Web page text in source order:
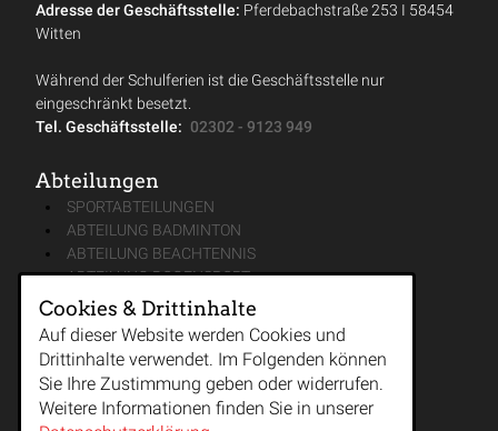
Adresse der Geschäftsstelle: Pferdebachstraße 253 I 58454
Witten
Während der Schulferien ist die Geschäftsstelle nur
eingeschränkt besetzt.
Tel. Geschäftsstelle: 02302 - 9123 949
Abteilungen
SPORTABTEILUNGEN
ABTEILUNG BADMINTON
ABTEILUNG BEACHTENNIS
ABTEILUNG BOGENSPORT
ABTEILUNG FUSSBALL JUGEND
ABTEILUNG GYMNASTIK & TANZ
ABTEILUNG KAMPFSPORT & KAMPFKUNST
ABTEILUNG LEICHTATHLETIK
ABTEILUNG MÄNNERTURNEN
Cookies & Drittinhalte
Auf dieser Website werden Cookies und
Drittinhalte verwendet. Im Folgenden können
Sie Ihre Zustimmung geben oder widerrufen.
Weitere Informationen finden Sie in unserer